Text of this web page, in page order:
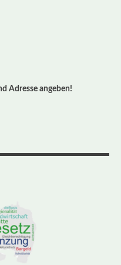
Adresse angeben!